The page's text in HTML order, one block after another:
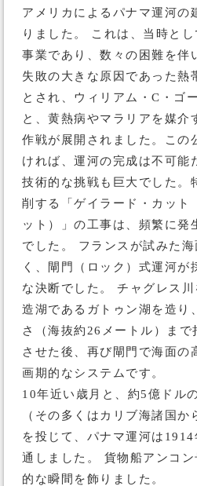
アメリカによるパナマ運河の
りました。 これは、当時と
事業であり、数々の困難を伴
失敗の大きな原因であった熱
とされ、ウィリアム・C・ゴ
と、黄熱病やマラリアを媒介
作戦が展開されました。この
ければ、運河の完成は不可能
技術的な挑戦も巨大でした。
削する「ゲイラード・カット
ット）」の工事は、頻繁に発
でした。 フランスが試みた
く、閘門（ロック）式運河が
な決断でした。 チャグレス
造湖であるガトゥン湖を造り
さ（海抜約26メートル）ま
させた後、再び閘門で海面の
画期的なシステムです。
10年近い歳月と、約5億ドル
（その多くはカリブ海諸国か
を投じて、パナマ運河は
通しました。 貨物船アンコ
的な瞬間を飾りました。